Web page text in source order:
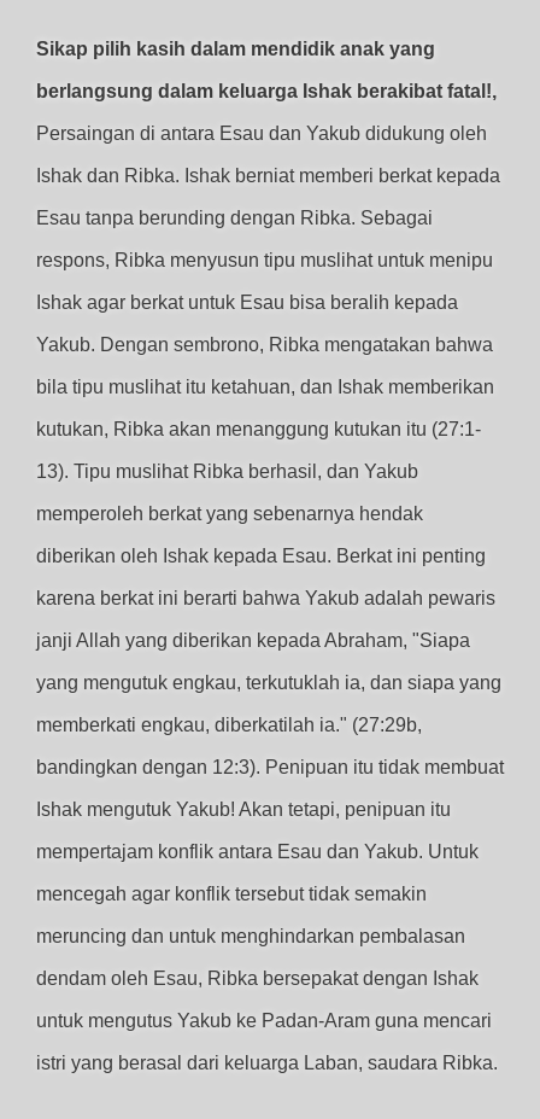
Sikap pilih kasih dalam mendidik anak yang
berlangsung dalam keluarga Ishak berakibat fatal!,
Persaingan di antara Esau dan Yakub didukung oleh
Ishak dan Ribka. Ishak berniat memberi berkat kepada
Esau tanpa berunding dengan Ribka. Sebagai
respons, Ribka menyusun tipu muslihat untuk menipu
Ishak agar berkat untuk Esau bisa beralih kepada
Yakub. Dengan sembrono, Ribka mengatakan bahwa
bila tipu muslihat itu ketahuan, dan Ishak memberikan
kutukan, Ribka akan menanggung kutukan itu (27:1-
13). Tipu muslihat Ribka berhasil, dan Yakub
memperoleh berkat yang sebenarnya hendak
diberikan oleh Ishak kepada Esau. Berkat ini penting
karena berkat ini berarti bahwa Yakub adalah pewaris
janji Allah yang diberikan kepada Abraham, "Siapa
yang mengutuk engkau, terkutuklah ia, dan siapa yang
memberkati engkau, diberkatilah ia." (27:29b,
bandingkan dengan 12:3). Penipuan itu tidak membuat
Ishak mengutuk Yakub! Akan tetapi, penipuan itu
mempertajam konflik antara Esau dan Yakub. Untuk
mencegah agar konflik tersebut tidak semakin
meruncing dan untuk menghindarkan pembalasan
dendam oleh Esau, Ribka bersepakat dengan Ishak
untuk mengutus Yakub ke Padan-Aram guna mencari
istri yang berasal dari keluarga Laban, saudara Ribka.